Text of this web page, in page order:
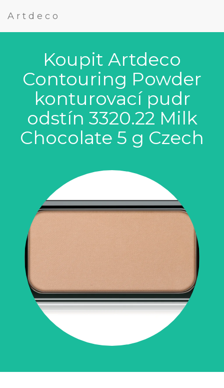
Artdeco
Koupit Artdeco
Contouring Powder
konturovací pudr
odstín 3320.22 Milk
Chocolate 5 g Czech